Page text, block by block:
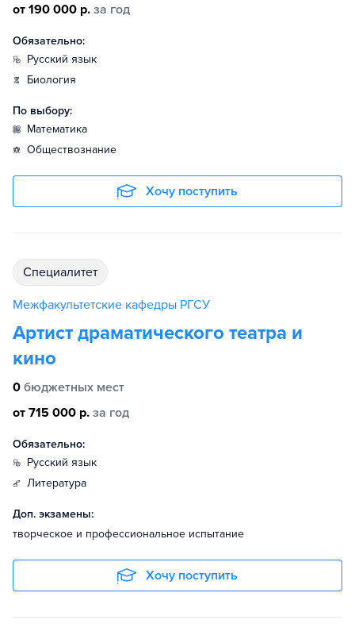
от 190 000 р. за год
Обязательно:
русский язык
биология
По выбору:
математика
обществознание
Хочу поступить
специалитет
Межфакультетские кафедры РГСУ
Артист драматического театра и
кино
0 бюджетных мест
от 715 000 р. за год
Обязательно:
русский язык
литература
Доп. экзамены:
творческое и профессиональное испытание
Хочу поступить